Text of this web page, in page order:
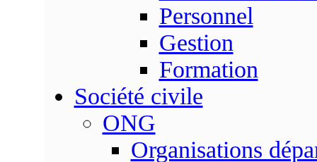
Personnel
Gestion
Formation
Société civile
ONG
Organisations